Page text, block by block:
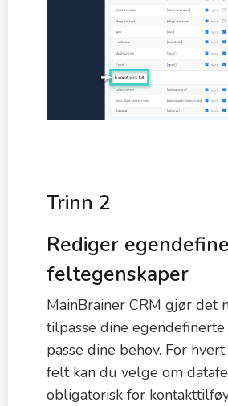
Trinn 2
Rediger
feltegenskaper
MainBrainer CRM gjør det
tilpasse dine
passe dine behov. For
felt kan du velge om
obligatorisk for